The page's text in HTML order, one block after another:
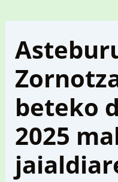
beteko
2025